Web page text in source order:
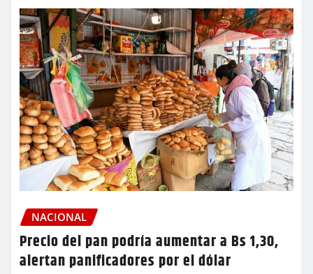
NACIONAL
Precio del pan podría aumentar a Bs 1,30,
alertan panificadores por el dólar